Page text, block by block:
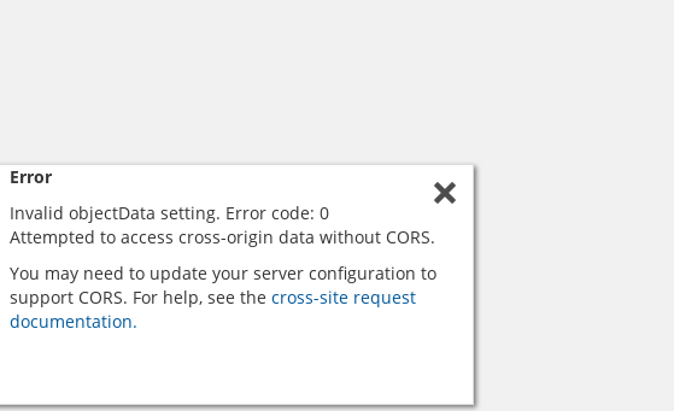
Error
Invalid objectData setting. Error code: 0
Attempted to access cross-origin data without CORS.
You may need to update your server configuration to
support CORS. For help, see the cross-site request
documentation.